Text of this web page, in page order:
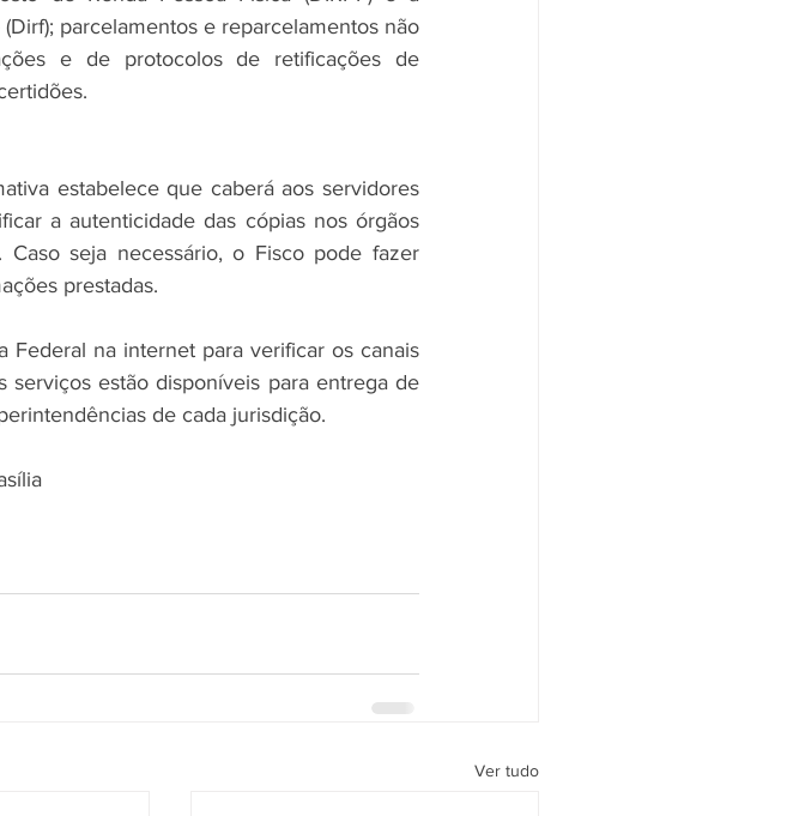
parcelamentos e reparcelamentos não
e de protocolos de retificações de
estabelece que caberá aos servidores
a autenticidade das cópias nos órgãos
seja necessário, o Fisco pode fazer
prestadas.
Federal na internet para verificar os canais
estão disponíveis para entrega de
de cada jurisdição.
Ver tudo